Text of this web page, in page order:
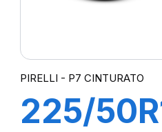
PIRELLI - P7 CINTURATO
225/